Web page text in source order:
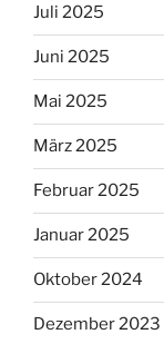
Juli 2025
Juni 2025
Mai 2025
März 2025
Februar 2025
Januar 2025
Oktober 2024
Dezember 2023